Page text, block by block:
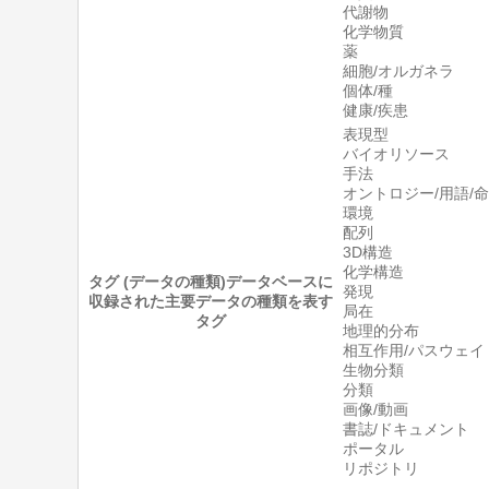
代謝物
化学物質
薬
細胞/オルガネラ
個体/種
健康/疾患
タグ (データの種類)データベースに
収録された主要データの種類を表す
タグ
表現型
バイオリソース
手法
オントロジー/用語/
環境
配列
3D構造
化学構造
発現
局在
地理的分布
相互作用/パスウェイ
生物分類
分類
画像/動画
書誌/ドキュメント
ポータル
リポジトリ